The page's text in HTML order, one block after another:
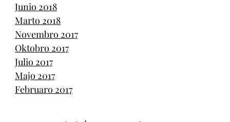
Junio 2018
Marto 2018
Novembro 2017
Oktobro 2017
Julio 2017
Majo 2017
Februaro 2017